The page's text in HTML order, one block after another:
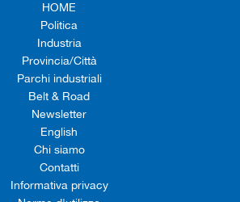
HOME
Politica
Industria
Provincia/Città
Parchi industriali
Belt & Road
Newsletter
English
Chi siamo
Contatti
Informativa privacy